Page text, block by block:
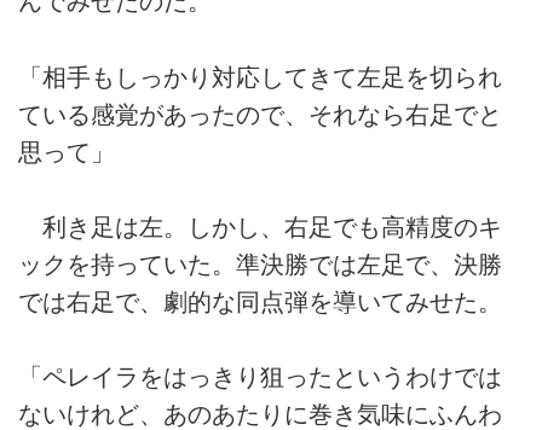
「相手もしっかり対応してきて左足を切られ
ている感覚があったので、それなら右足でと
思って」
利き足は左。しかし、右足でも高精度のキ
ックを持っていた。準決勝では左足で、決勝
では右足で、劇的な同点弾を導いてみせた。
「ペレイラをはっきり狙ったというわけでは
ないけれど、あのあたりに巻き気味にふんわ